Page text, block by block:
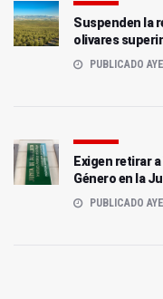
Suspenden la
olivares
PUBLICADO
Exigen retirar
Género en la
PUBLICADO